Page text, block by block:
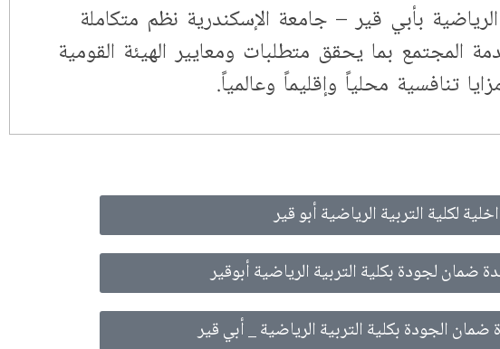
بأبي قير – جامعة الإسكندرية نظم متكاملة
المجتمع بما يحقق متطلبات ومعايير الهيئة القومية
تنافسية محلياً وإقليماً وعالمياً.
لكلية التربية الرياضية أبو قير
ضمان لجودة بكلية التربية الرياضية أبوقير
الجودة بكلية التربية الرياضية _ أبي قير